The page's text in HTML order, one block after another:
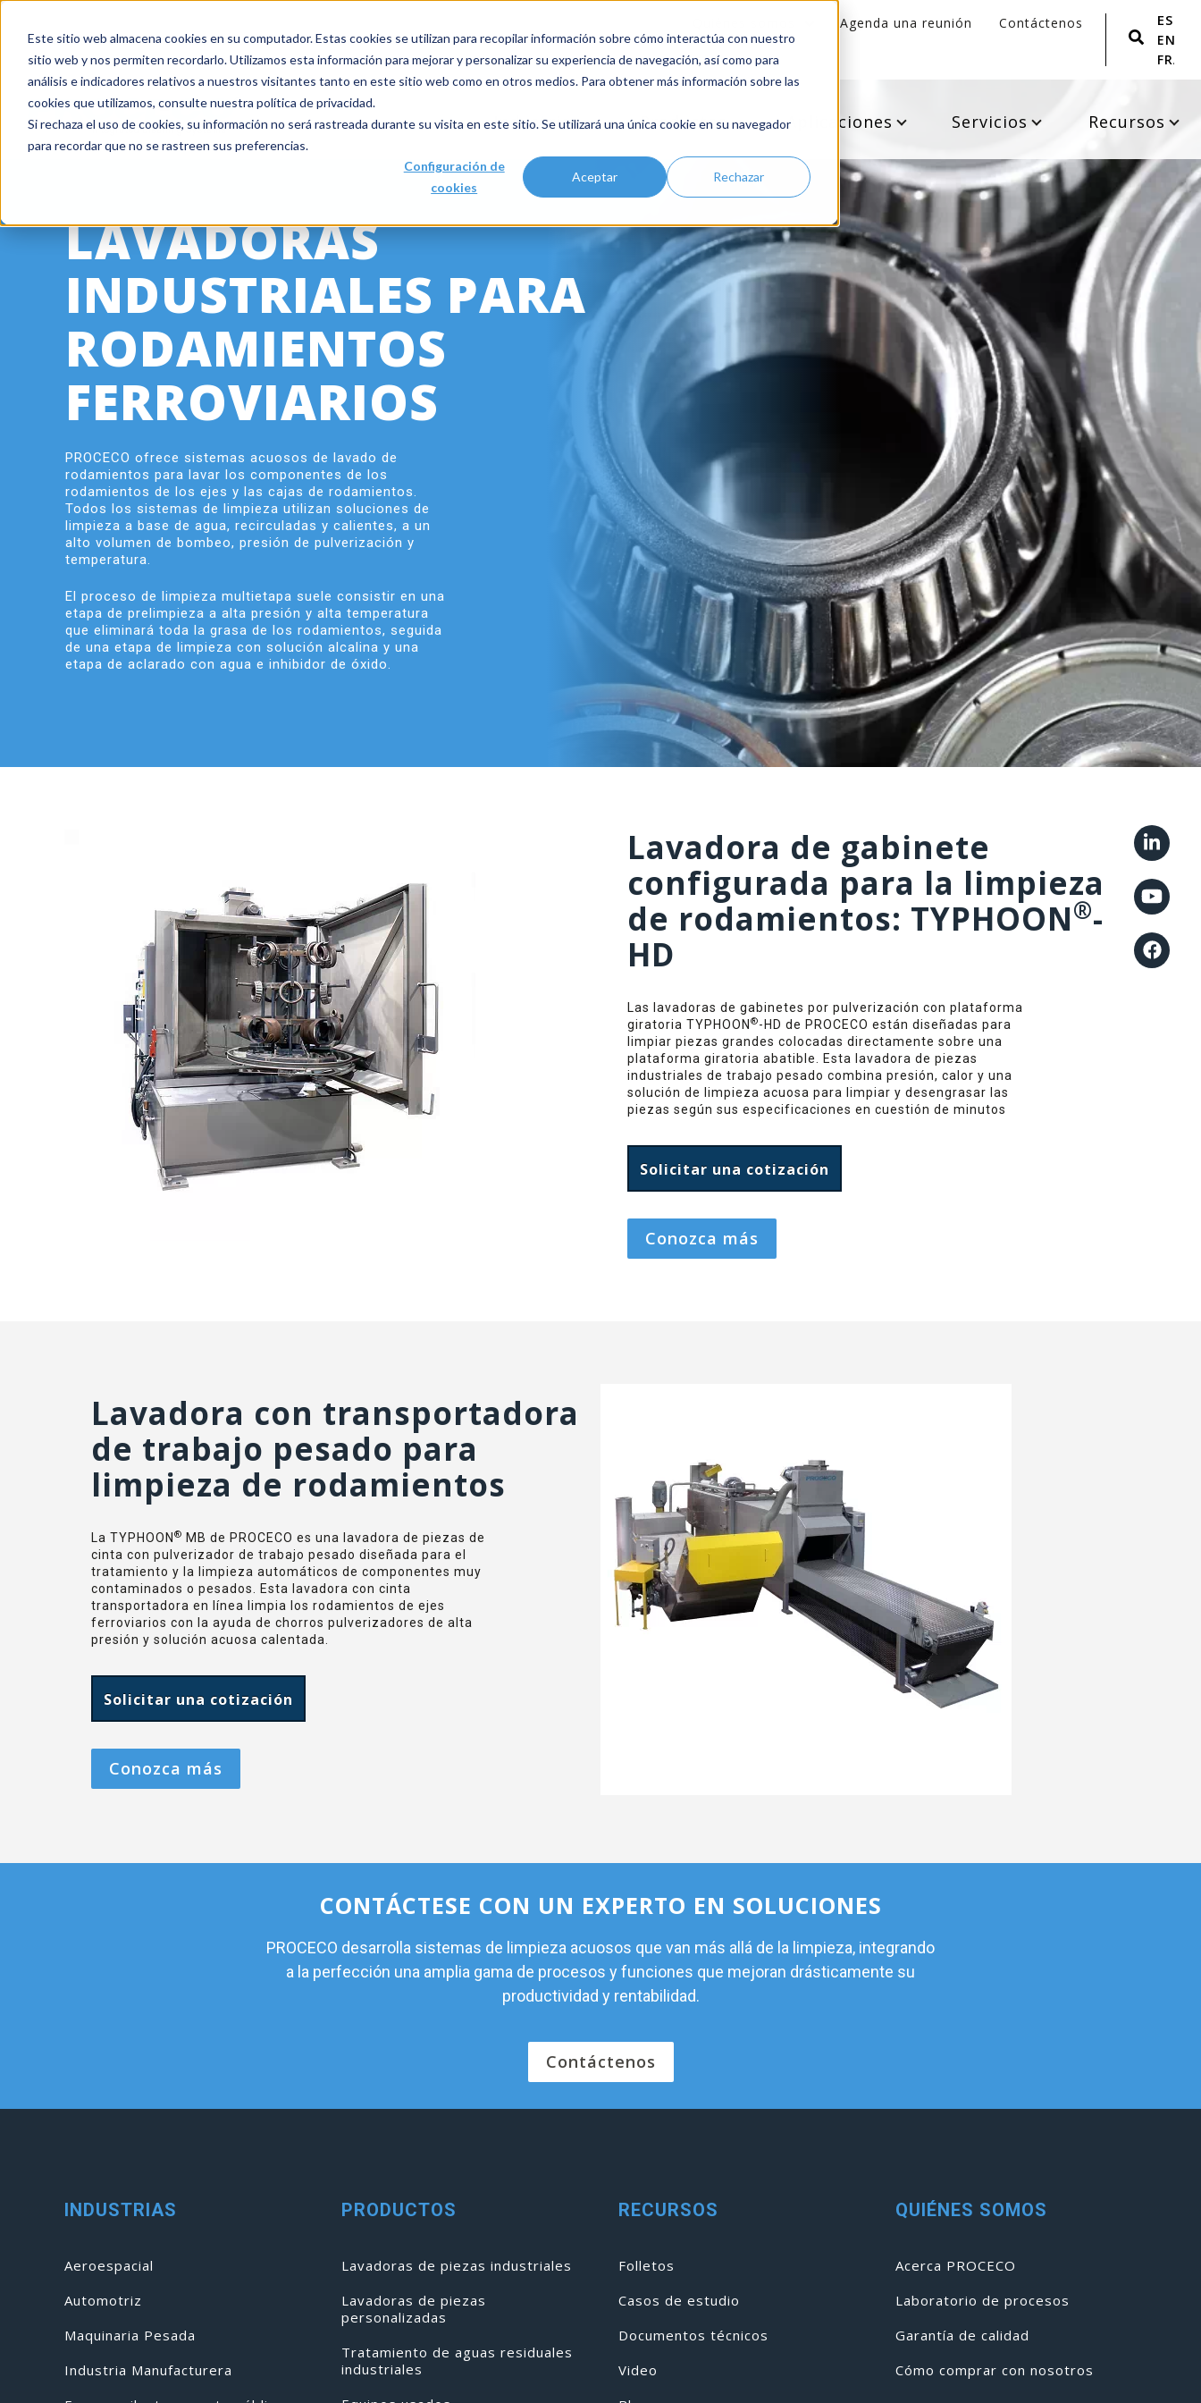
Este sitio web almacena cookies en su computador. Estas cookies se utilizan para recopilar información sobre cómo interactúa con nuestro
sitio web y nos permiten recordarlo. Utilizamos esta información para mejorar y personalizar su experiencia de navegación, así como para
análisis e indicadores relativos a nuestros visitantes tanto en este sitio web como en otros medios. Para obtener más información sobre las
cookies que utilizamos, consulte nuestra política de privacidad.
Si rechaza el uso de cookies, su información no será rastreada durante su visita en este sitio. Se utilizará una única cookie en su navegador
para recordar que no se rastreen sus preferencias.
Configuración de
cookies
Aceptar Rechazar
+ 1 800 978-6677 | Empresa certificada ISO 9001
Agenda una reunión Contáctenos
Industrias Productos Aplicaciones Servicios Recursos
LAVADORAS
INDUSTRIALES PARA
RODAMIENTOS
FERROVIARIOS
PROCECO ofrece sistemas acuosos de lavado de
rodamientos para lavar los componentes de los
rodamientos de los ejes y las cajas de rodamientos.
Todos los sistemas de limpieza utilizan soluciones de
limpieza a base de agua, recirculadas y calientes, a un
alto volumen de bombeo, presión de pulverización y
temperatura.
El proceso de limpieza multietapa suele consistir en una
etapa de prelimpieza a alta presión y alta temperatura
que eliminará toda la grasa de los rodamientos, seguida
de una etapa de limpieza con solución alcalina y una
etapa de aclarado con agua e inhibidor de óxido.
Lavadora de gabinete
configurada para la limpieza
de rodamientos: TYPHOON®-
HD
Las lavadoras de gabinetes por pulverización con plataforma
giratoria TYPHOON ®-HD de PROCECO están diseñadas para
limpiar piezas grandes colocadas directamente sobre una
plataforma giratoria abatible. Esta lavadora de piezas
industriales de trabajo pesado combina presión, calor y una
solución de limpieza acuosa para limpiar y desengrasar las
piezas según sus especificaciones en cuestión de minutos
Solicitar una cotización
Conozca más
Lavadora con transportadora
de trabajo pesado para
limpieza de rodamientos
La TYPHOON ® MB de PROCECO es una lavadora de piezas de
cinta con pulverizador de trabajo pesado diseñada para el
tratamiento y la limpieza automáticos de componentes muy
contaminados o pesados. Esta lavadora con cinta
transportadora en línea limpia los rodamientos de ejes
ferroviarios con la ayuda de chorros pulverizadores de alta
presión y solución acuosa calentada.
Solicitar una cotización
Conozca más
CONTÁCTESE CON UN EXPERTO EN SOLUCIONES
PROCECO desarrolla sistemas de limpieza acuosos que van más allá de la limpieza, integrando
a la perfección una amplia gama de procesos y funciones que mejoran drásticamente su
productividad y rentabilidad.
Contáctenos
INDUSTRIAS
Aeroespacial
Automotriz
Maquinaria Pesada
Industria Manufacturera
PRODUCTOS
Lavadoras de piezas industriales
Lavadoras de piezas
personalizadas
Tratamiento de aguas residuales
industriales
RECURSOS
Folletos
Casos de estudio
Documentos técnicos
Video
QUIÉNES SOMOS
Acerca PROCECO
Laboratorio de procesos
Garantía de calidad
Cómo comprar con nosotros